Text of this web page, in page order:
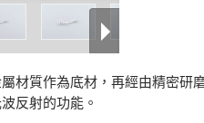
材質作為底材，再經由精密
反射的功能。